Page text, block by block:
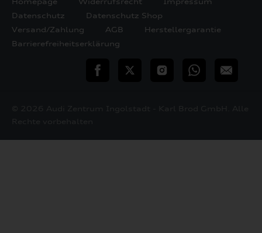
Datenschutz
Datenschutz Shop
Versand/Zahlung
AGB
Herstellergarantie
Barrierefreiheitserklärung
teilen Twitter InstagramWhatsApp
E-